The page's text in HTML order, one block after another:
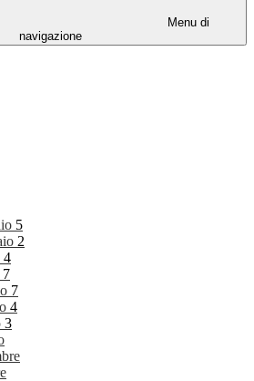
Menu di
navigazione
5
2
4
7
7
4
3